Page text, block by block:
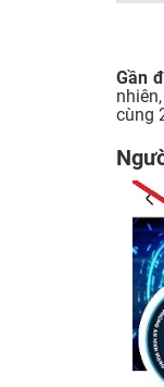
Gần
cùng